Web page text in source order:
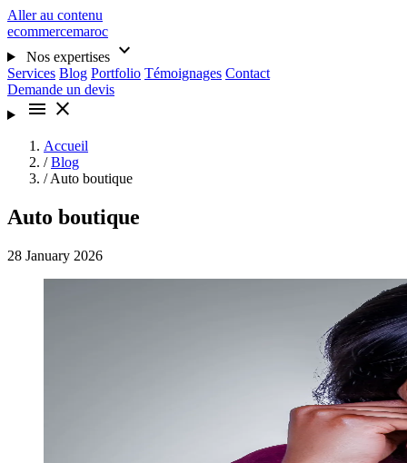
Aller au contenu
ecommercemaroc
Nos expertises expand_more
Services Blog Portfolio Témoignages Contact
Demande un devis
menu close
Accueil
/ Blog
/ Auto boutique
Auto boutique
28 January 2026